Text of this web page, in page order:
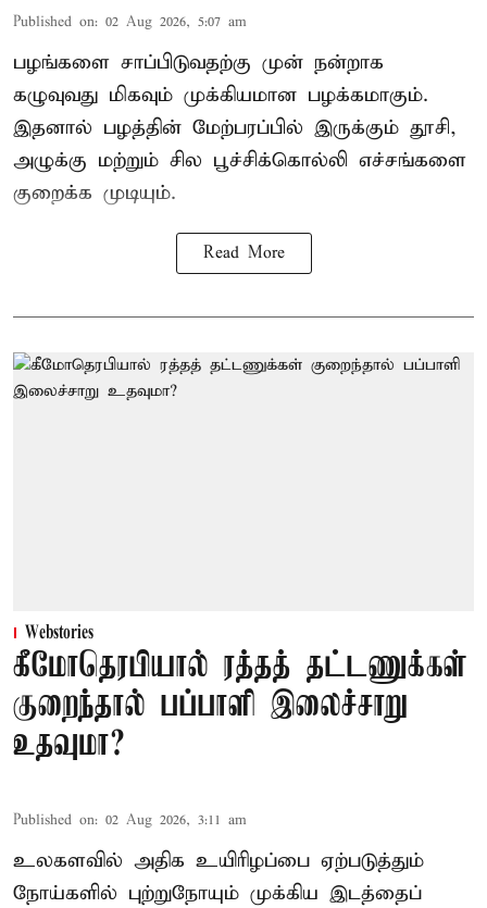
Published on: 02 Aug 2026, 5:07 am
பழங்களை சாப்பிடுவதற்கு முன் நன்றாக
கழுவுவது மிகவும் முக்கியமான பழக்கமாகும்.
இதனால் பழத்தின் மேற்பரப்பில் இருக்கும் தூசி,
அழுக்கு மற்றும் சில பூச்சிக்கொல்லி எச்சங்களை
குறைக்க முடியும்.
Read More
Webstories
கீமோதெரபியால் ரத்தத் தட்டணுக்கள்
குறைந்தால் பப்பாளி இலைச்சாறு
உதவுமா?
Published on: 02 Aug 2026, 3:11 am
உலகளவில் அதிக உயிரிழப்பை ஏற்படுத்தும்
நோய்களில் புற்றுநோயும் முக்கிய இடத்தைப்